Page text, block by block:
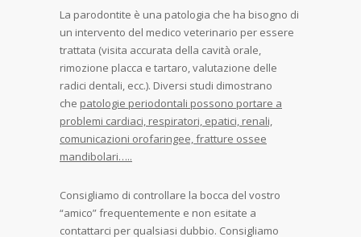
La parodontite è una patologia che ha bisogno di
un intervento del medico veterinario per essere
trattata (visita accurata della cavità orale,
rimozione placca e tartaro, valutazione delle
radici dentali, ecc.). Diversi studi dimostrano
che patologie periodontali possono portare a
problemi cardiaci, respiratori, epatici, renali,
comunicazioni orofaringee, fratture ossee
mandibolari…..
Consigliamo di controllare la bocca del vostro
“amico” frequentemente e non esitate a
contattarci per qualsiasi dubbio. Consigliamo